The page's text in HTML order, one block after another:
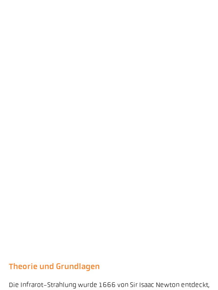
Theorie und Grundlagen
Die Infrarot-Strahlung wurde 1666 von Sir Isaac Newton entdeckt,